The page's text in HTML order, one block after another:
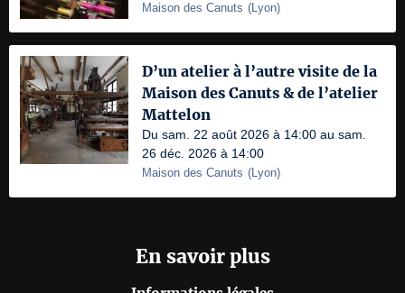
Maison des Canuts (Lyon)
D’un atelier à l’autre visite de la
Maison des Canuts & de l’atelier
Mattelon
Du sam. 22 août 2026 à 14:00 au sam.
26 déc. 2026 à 14:00
Maison des Canuts (Lyon)
En savoir plus